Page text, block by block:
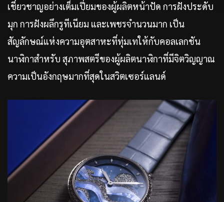
เชี่ยวชาญอย่างเต็มเปี่ยมของผู้ผลิตหน้าปัด การฝังประดับ
มุก การฝังผลึกรูทีเนียม และเพชรจำนวนมาก เป็น
สัญลักษณ์แห่งความอุตสาหะที่ทุ่มเทให้กับคอลเลกชัน
นาฬิกาสำหรับ สุภาพสตรีของผู้ผลิตนาฬิกาที่มีจิตวิญญาณ
ความเป็นอังกฤษมากที่สุดในสวิตเซอร์แลนด์